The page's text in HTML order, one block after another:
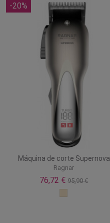
-20%
Máquina de corte Supernova
Ragnar
76,72 €95,90 €